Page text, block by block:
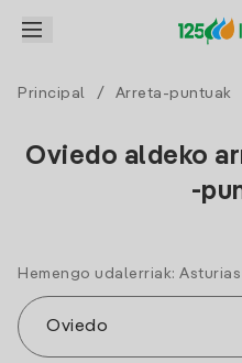
Principal / Arreta-puntuak
Oviedo aldeko
-
Hemengo udalerriak: Asturias